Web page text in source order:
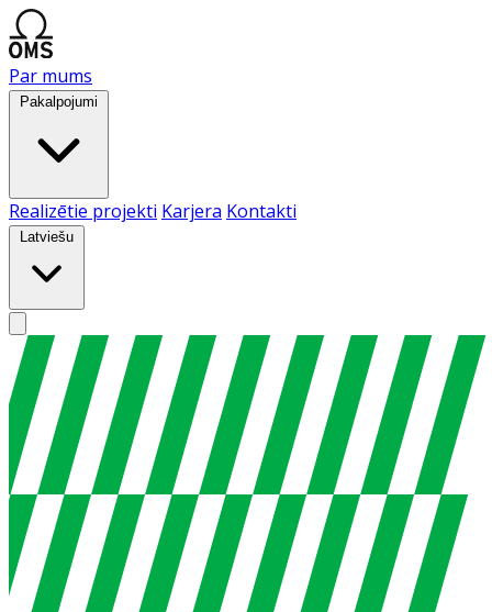
Par mums
Pakalpojumi
Realizētie projekti Karjera Kontakti
Latviešu